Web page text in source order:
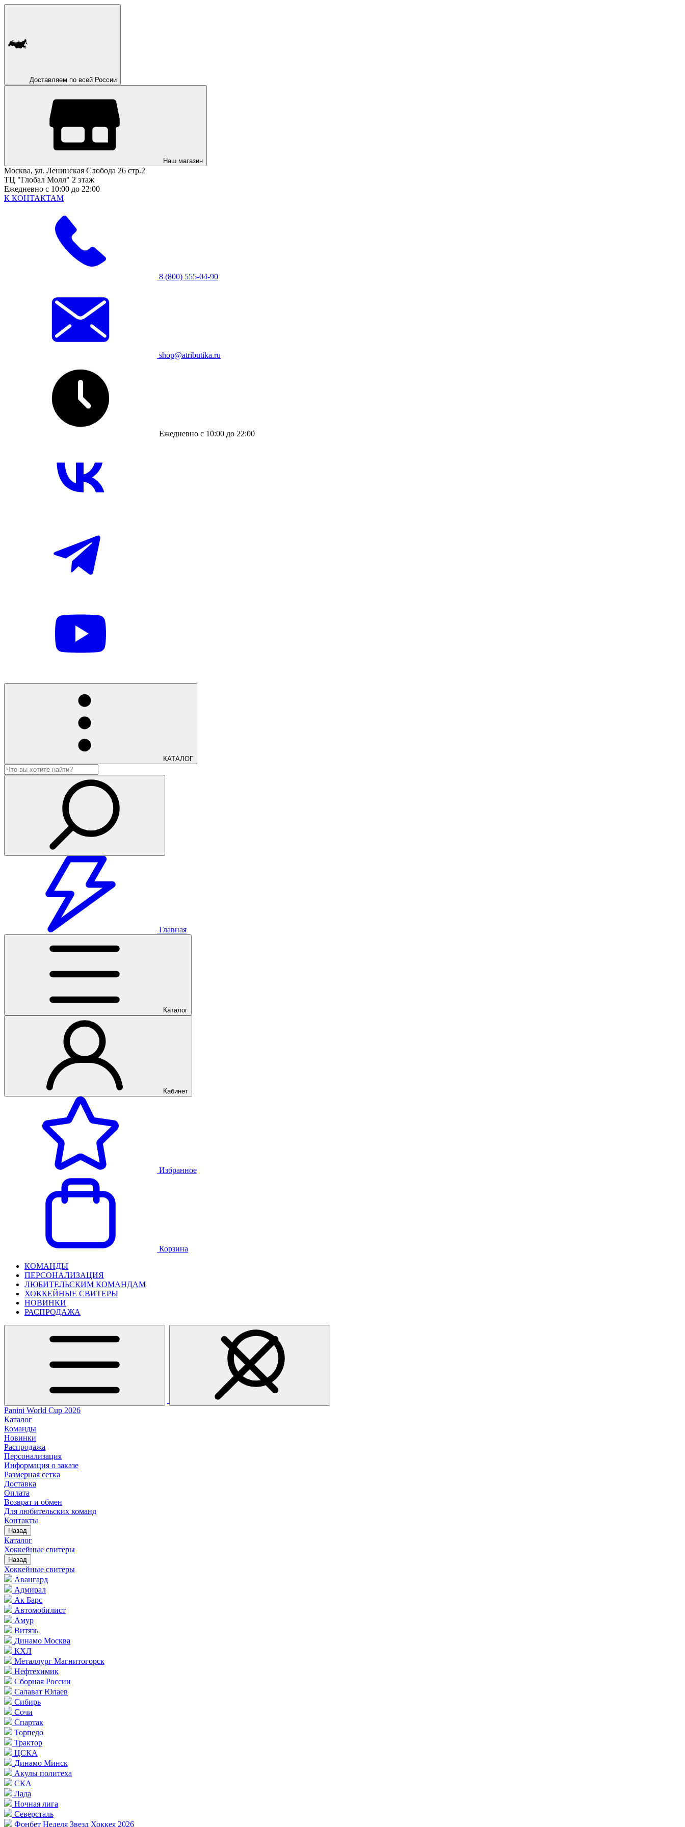
Доставляем по всей России
Наш магазин
Москва, ул. Ленинская Слобода 26 стр.2
ТЦ "Глобал Молл" 2 этаж
Ежедневно с 10:00 до 22:00
К КОНТАКТАМ
8 (800) 555-04-90
shop@atributika.ru
Ежедневно с 10:00 до 22:00
КАТАЛОГ
Главная
Каталог
Кабинет
Избранное
Корзина
КОМАНДЫ
ПЕРСОНАЛИЗАЦИЯ
ЛЮБИТЕЛЬСКИМ КОМАНДАМ
ХОККЕЙНЫЕ СВИТЕРЫ
НОВИНКИ
РАСПРОДАЖА
Panini World Cup 2026
Каталог
Команды
Новинки
Распродажа
Персонализация
Информация о заказе
Размерная сетка
Доставка
Оплата
Возврат и обмен
Для любительских команд
Контакты
Назад
Каталог
Хоккейные свитеры
Назад
Хоккейные свитеры
Авангард
Адмирал
Ак Барс
Автомобилист
Амур
Витязь
Динамо Москва
КХЛ
Металлург Магнитогорск
Нефтехимик
Сборная России
Салават Юлаев
Сибирь
Сочи
Спартак
Торпедо
Трактор
ЦСКА
Динамо Минск
Акулы политеха
СКА
Лада
Ночная лига
Северсталь
Фонбет Неделя Звезд Хоккея 2026